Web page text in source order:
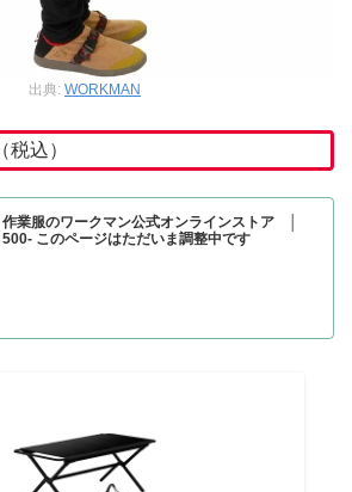
出典: WORKMAN
（税込）
作業服のワークマン公式オンラインストア │
500- このページはただいま調整中です